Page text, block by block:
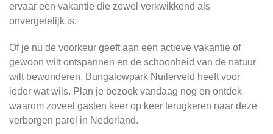
ervaar een vakantie die zowel verkwikkend als
onvergetelijk is.
Of je nu de voorkeur geeft aan een actieve vakantie of
gewoon wilt ontspannen en de schoonheid van de natuur
wilt bewonderen, Bungalowpark Nuilerveld heeft voor
ieder wat wils. Plan je bezoek vandaag nog en ontdek
waarom zoveel gasten keer op keer terugkeren naar deze
verborgen parel in Nederland.